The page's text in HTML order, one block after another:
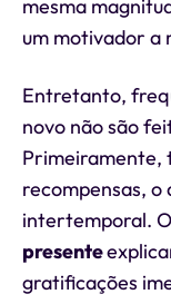
mesma
um motivador a
Entretanto,
novo não são
Primeiramente,
recompensas, o
intertemporal. O
presente
gratificações